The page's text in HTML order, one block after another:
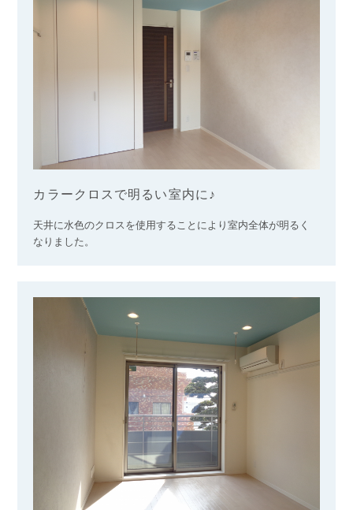
カラークロスで明るい室内に♪
天井に水色のクロスを使用することにより室内全体が明るく
なりました。